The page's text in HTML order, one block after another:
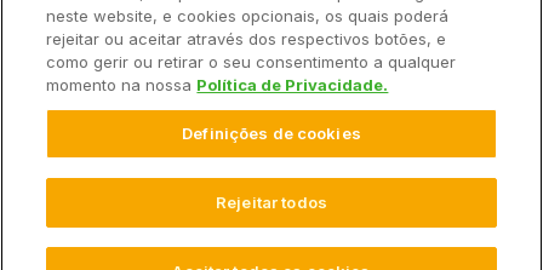
© 2025 Climate LLC. Todos os direitos reservados.
Declaração de Privacidade Perguntas e Respostas
Isenção de Responsabilidade
Configurações de Cookies
neste website, e cookies opcionais, os quais poderá
rejeitar ou aceitar através dos respectivos botões, e
como gerir ou retirar o seu consentimento a qualquer
momento na nossa Política de Privacidade.
Definições de cookies
Rejeitar todos